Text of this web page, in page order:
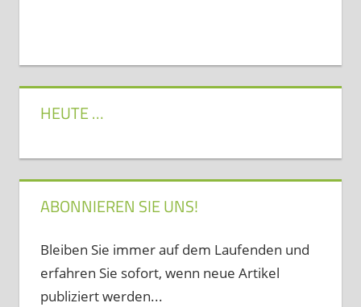
HEUTE …
ABONNIEREN SIE UNS!
Bleiben Sie immer auf dem Laufenden und
erfahren Sie sofort, wenn neue Artikel
publiziert werden...